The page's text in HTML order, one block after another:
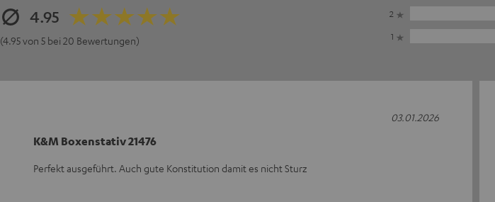
4.95
(4.95 von 5 bei 20 Bewertungen)
2
1
K&M Boxenstativ 21476
Perfekt ausgeführt. Auch gute Konstitution damit es nicht Sturz
03.01.2026